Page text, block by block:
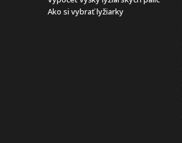
Ako si vybrať lyžiarky